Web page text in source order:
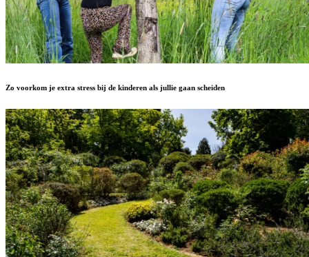
Zo voorkom je extra stress bij de kinderen als jullie gaan scheiden